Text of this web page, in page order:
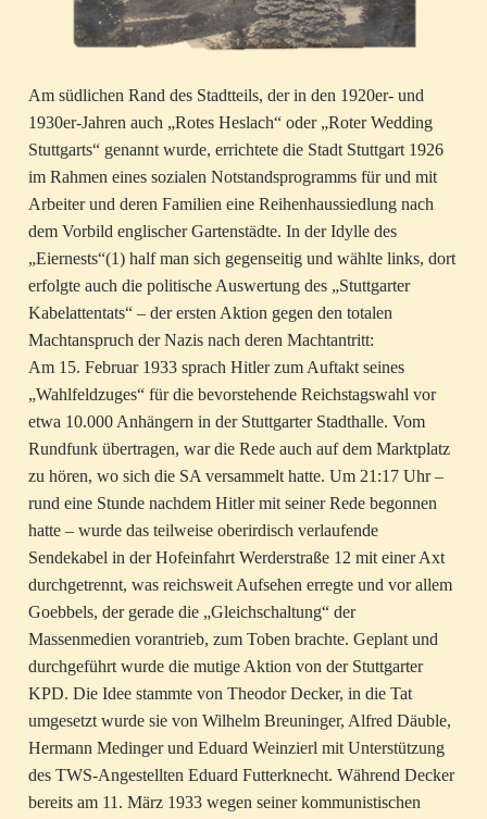
Am südlichen Rand des Stadtteils, der in den 1920er- und
1930er-Jahren auch „Rotes Heslach“ oder „Roter Wedding
Stuttgarts“ genannt wurde, errichtete die Stadt Stuttgart 1926
im Rahmen eines sozialen Notstandsprogramms für und mit
Arbeiter und deren Familien eine Reihenhaussiedlung nach
dem Vorbild englischer Gartenstädte. In der Idylle des
„Eiernests“(1) half man sich gegenseitig und wählte links, dort
erfolgte auch die politische Auswertung des „Stuttgarter
Kabelattentats“ – der ersten Aktion gegen den totalen
Machtanspruch der Nazis nach deren Machtantritt:
Am 15. Februar 1933 sprach Hitler zum Auftakt seines
„Wahlfeldzuges“ für die bevorstehende Reichstagswahl vor
etwa 10.000 Anhängern in der Stuttgarter Stadthalle. Vom
Rundfunk übertragen, war die Rede auch auf dem Marktplatz
zu hören, wo sich die SA versammelt hatte. Um 21:17 Uhr –
rund eine Stunde nachdem Hitler mit seiner Rede begonnen
hatte – wurde das teilweise oberirdisch verlaufende
Sendekabel in der Hofeinfahrt Werderstraße 12 mit einer Axt
durchgetrennt, was reichsweit Aufsehen erregte und vor allem
Goebbels, der gerade die „Gleichschaltung“ der
Massenmedien vorantrieb, zum Toben brachte. Geplant und
durchgeführt wurde die mutige Aktion von der Stuttgarter
KPD. Die Idee stammte von Theodor Decker, in die Tat
umgesetzt wurde sie von Wilhelm Breuninger, Alfred Däuble,
Hermann Medinger und Eduard Weinzierl mit Unterstützung
des TWS-Angestellten Eduard Futterknecht. Während Decker
bereits am 11. März 1933 wegen seiner kommunistischen